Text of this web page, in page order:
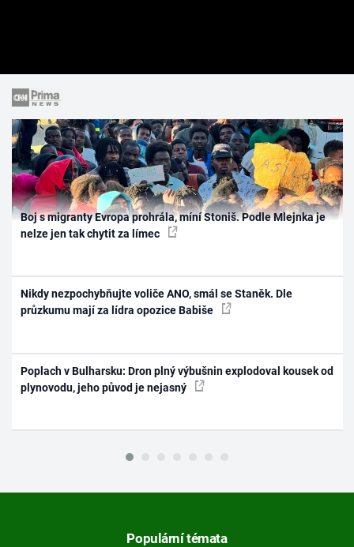
Boj s migranty Evropa prohrála, míní Stoniš. Podle Mlejnka je
nelze jen tak chytit za límec
Nikdy nezpochybňujte voliče ANO, smál se Staněk. Dle
průzkumu mají za lídra opozice Babiše
Poplach v Bulharsku: Dron plný výbušnin explodoval kousek od
plynovodu, jeho původ je nejasný
Populární témata